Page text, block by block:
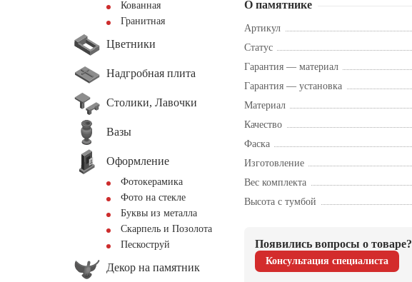
Кованная
Гранитная
Цветники
Надгробная плита
Столики, Лавочки
Вазы
Оформление
Фотокерамика
Фото на стекле
Буквы из металла
Скарпель и Позолота
Пескоструй
Декор на памятник
О памятнике
Артикул
Статус
Гарантия — материал
Гарантия — установка
Материал
Качество
Фаска
Изготовление
Вес комплекта
Высота с тумбой
Появились вопросы о товаре?
Консультация специалиста